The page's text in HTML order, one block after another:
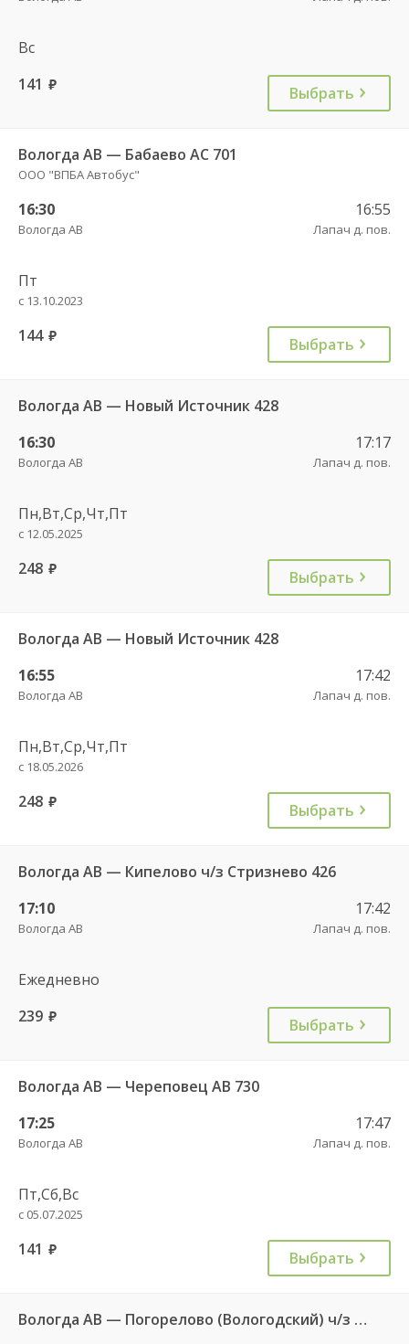
Вс
141 руб. Выбрать
Вологда АВ — Бабаево АС 701
ООО "ВПБА Автобус"
16:30
Вологда АВ
16:55
Лапач д. пов.
Пт
с 13.10.2023
144 руб. Выбрать
Вологда АВ — Новый Источник 428
16:30
Вологда АВ
17:17
Лапач д. пов.
Пн,Вт,Ср,Чт,Пт
с 12.05.2025
248 руб. Выбрать
Вологда АВ — Новый Источник 428
16:55
Вологда АВ
17:42
Лапач д. пов.
Пн,Вт,Ср,Чт,Пт
с 18.05.2026
248 руб. Выбрать
Вологда АВ — Кипелово ч/з Стризнево 426
17:10
Вологда АВ
17:42
Лапач д. пов.
Ежедневно
239 руб. Выбрать
Вологда АВ — Череповец АВ 730
17:25
Вологда АВ
17:47
Лапач д. пов.
Пт,Сб,Вс
с 05.07.2025
141 руб. Выбрать
Вологда АВ — Погорелово (Вологодский) ч/з Новый Источник 422